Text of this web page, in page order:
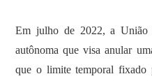
Em julho de 2022, a União
autônoma que visa anular
que o limite temporal fixado